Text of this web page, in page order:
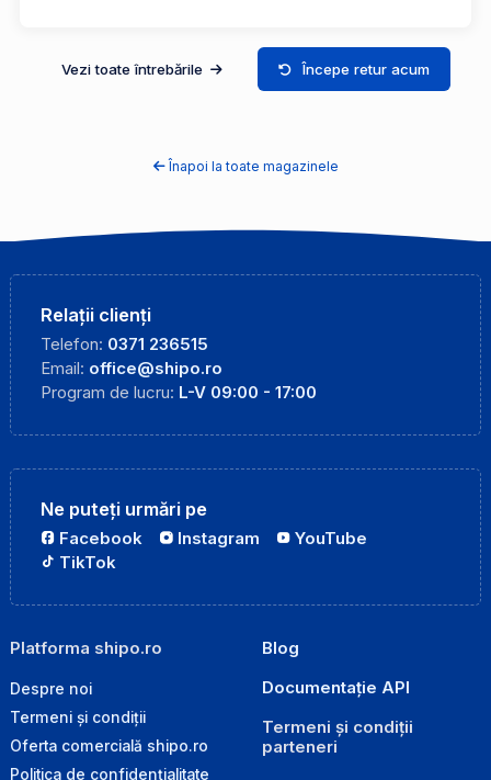
Vezi toate întrebările Începe retur acum
Înapoi la toate magazinele
Relații clienți
Telefon: 0371 236515
Email: office@shipo.ro
Program de lucru: L-V 09:00 - 17:00
Ne puteți urmări pe
Facebook Instagram
YouTube
TikTok
Platforma shipo.ro
Despre noi
Termeni și condiții
Oferta comercială shipo.ro
Politica de confidențialitate
Blog
Documentație API
Termeni și condiții
parteneri